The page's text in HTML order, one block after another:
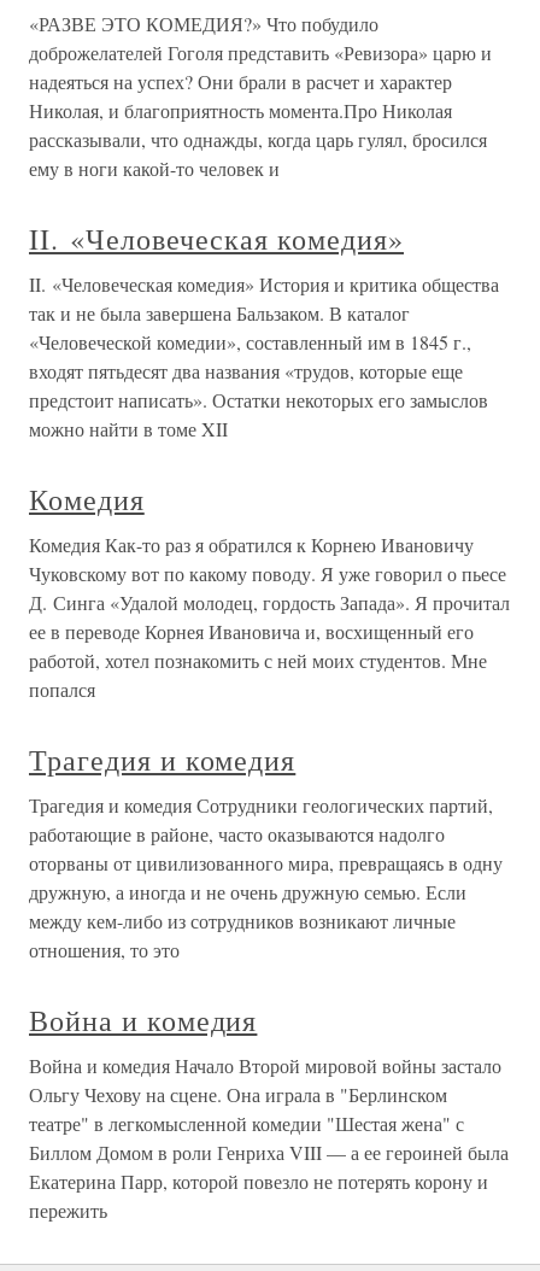
«РАЗВЕ ЭТО КОМЕДИЯ?» Что побудило
доброжелателей Гоголя представить «Ревизора» царю и
надеяться на успех? Они брали в расчет и характер
Николая, и благоприятность момента.Про Николая
рассказывали, что однажды, когда царь гулял, бросился
ему в ноги какой-то человек и
II. «Человеческая комедия»
II. «Человеческая комедия» История и критика общества
так и не была завершена Бальзаком. В каталог
«Человеческой комедии», составленный им в 1845 г.,
входят пятьдесят два названия «трудов, которые еще
предстоит написать». Остатки некоторых его замыслов
можно найти в томе XII
Комедия
Комедия Как-то раз я обратился к Корнею Ивановичу
Чуковскому вот по какому поводу. Я уже говорил о пьесе
Д. Синга «Удалой молодец, гордость Запада». Я прочитал
ее в переводе Корнея Ивановича и, восхищенный его
работой, хотел познакомить с ней моих студентов. Мне
попался
Трагедия и комедия
Трагедия и комедия Сотрудники геологических партий,
работающие в районе, часто оказываются надолго
оторваны от цивилизованного мира, превращаясь в одну
дружную, а иногда и не очень дружную семью. Если
между кем-либо из сотрудников возникают личные
отношения, то это
Война и комедия
Война и комедия Начало Второй мировой войны застало
Ольгу Чехову на сцене. Она играла в "Берлинском
театре" в легкомысленной комедии "Шестая жена" с
Биллом Домом в роли Генриха VIII — а ее героиней была
Екатерина Парр, которой повезло не потерять корону и
пережить